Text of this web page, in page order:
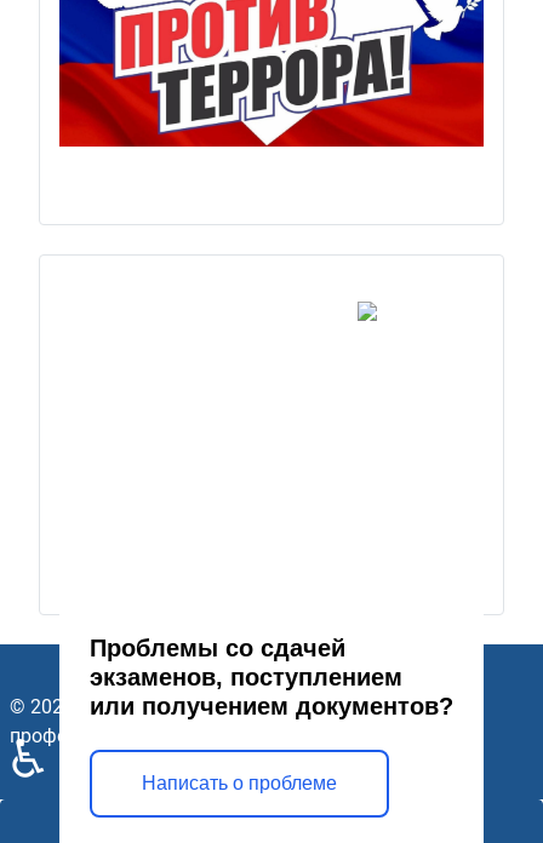
Previous Next
Проблемы со сдачей
экзаменов, поступлением
или получением документов?
Написать о проблеме
© 2026 ГАПОУ Стерлитамакский многопрофильный
профессиональный колледж. Все права защищены.